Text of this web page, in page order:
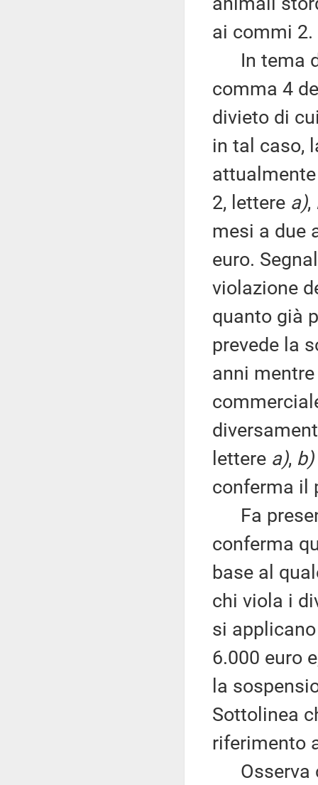
ai commi 2.
In tema di
comma 4
divieto di
in tal caso,
2, lettere a),
mesi a due
euro.
violazione
quanto già
prevede la
anni
lettere a), b)
conferma il
Fa
conferma
base al
chi viola i
si
6.000 euro
la
Sottolinea
riferimento
Osserva